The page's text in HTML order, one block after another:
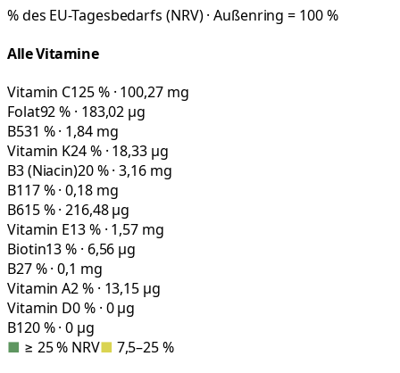
% des EU-Tagesbedarfs (NRV) · Außenring = 100 %
Alle Vitamine
Vitamin C125 % · 100,27 mg
Folat92 % · 183,02 µg
B531 % · 1,84 mg
Vitamin K24 % · 18,33 µg
B3 (Niacin)20 % · 3,16 mg
B117 % · 0,18 mg
B615 % · 216,48 µg
Vitamin E13 % · 1,57 mg
Biotin13 % · 6,56 µg
B27 % · 0,1 mg
Vitamin A2 % · 13,15 µg
Vitamin D0 % · 0 µg
B120 % · 0 µg
■ ≥ 25 % NRV■ 7,5–25 %